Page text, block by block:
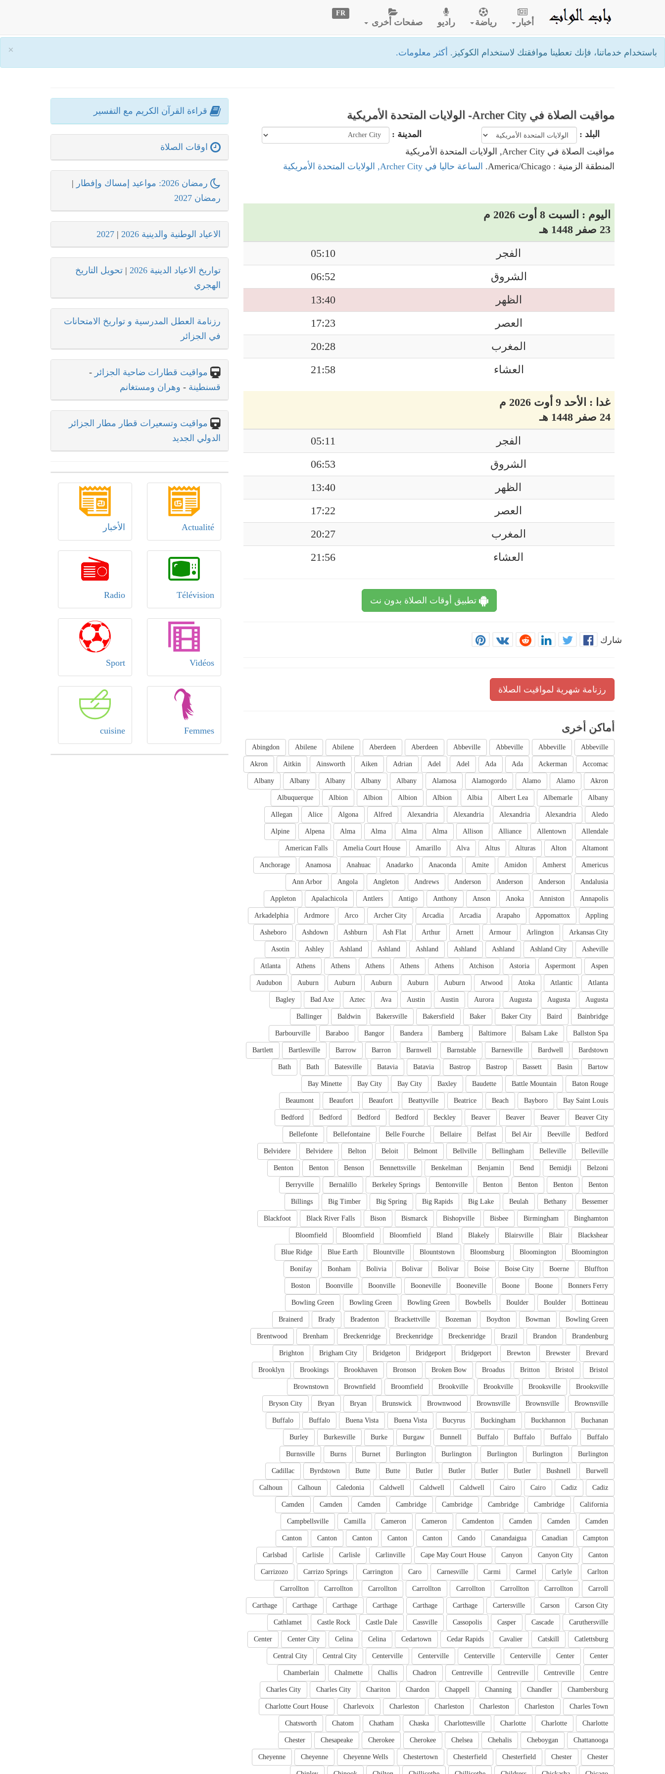
× باستخدام خدماتنا، فإنك تعطينا موافقتك لاستخدام الكوكيز. أكثر معلومات.
أخبار رياضة راديو صفحات أخرى
FR
مواقيت الصلاة في Archer City- الولايات المتحدة الأمريكية
البلد :
المدينة :
مواقيت الصلاة في Archer City, الولايات المتحدة الأمريكية
المنطقة الزمنية : America/Chicago.
الساعة حاليا في Archer City, الولايات المتحدة الأمريكية
اليوم : السبت 8 أوت 2026 م
23 صفر 1448 هـ
الفجر
05:10
الشروق
06:52
الظهر
13:40
العصر
17:23
المغرب
20:28
العشاء
21:58
غدا : الأحد 9 أوت 2026 م
24 صفر 1448 هـ
الفجر
05:11
الشروق
06:53
الظهر
13:40
العصر
17:22
المغرب
20:27
العشاء
21:56
تطبيق أوقات الصلاة بدون نت
شارك
رزنامة شهرية لمواقيت الصلاة
أماكن أخرى
Abbeville
Abbeville
Abbeville
Abbeville
Aberdeen
Aberdeen
Abilene
Abilene
Abingdon
Accomac
Ackerman
Ada
Ada
Adel
Adel
Adrian
Aiken
Ainsworth
Aitkin
Akron
Akron
Alamo
Alamo
Alamogordo
Alamosa
Albany
Albany
Albany
Albany
Albany
Albany
Albemarle
Albert Lea
Albia
Albion
Albion
Albion
Albion
Albuquerque
Aledo
Alexandria
Alexandria
Alexandria
Alexandria
Alfred
Algona
Alice
Allegan
Allendale
Allentown
Alliance
Allison
Alma
Alma
Alma
Alma
Alpena
Alpine
Altamont
Alton
Alturas
Altus
Alva
Amarillo
Amelia Court House
American Falls
Americus
Amherst
Amidon
Amite
Anaconda
Anadarko
Anahuac
Anamosa
Anchorage
Andalusia
Anderson
Anderson
Anderson
Andrews
Angleton
Angola
Ann Arbor
Annapolis
Anniston
Anoka
Anson
Anthony
Antigo
Antlers
Apalachicola
Appleton
Appling
Appomattox
Arapaho
Arcadia
Arcadia
Archer City
Arco
Ardmore
Arkadelphia
Arkansas City
Arlington
Armour
Arnett
Arthur
Ash Flat
Ashburn
Ashdown
Asheboro
Asheville
Ashland City
Ashland
Ashland
Ashland
Ashland
Ashland
Ashley
Asotin
Aspen
Aspermont
Astoria
Atchison
Athens
Athens
Athens
Athens
Athens
Atlanta
Atlanta
Atlantic
Atoka
Atwood
Auburn
Auburn
Auburn
Auburn
Auburn
Audubon
Augusta
Augusta
Augusta
Aurora
Austin
Austin
Ava
Aztec
Bad Axe
Bagley
Bainbridge
Baird
Baker City
Baker
Bakersfield
Bakersville
Baldwin
Ballinger
Ballston Spa
Balsam Lake
Baltimore
Bamberg
Bandera
Bangor
Baraboo
Barbourville
Bardstown
Bardwell
Barnesville
Barnstable
Barnwell
Barron
Barrow
Bartlesville
Bartlett
Bartow
Basin
Bassett
Bastrop
Bastrop
Batavia
Batavia
Batesville
Bath
Bath
Baton Rouge
Battle Mountain
Baudette
Baxley
Bay City
Bay City
Bay Minette
Bay Saint Louis
Bayboro
Beach
Beatrice
Beattyville
Beaufort
Beaufort
Beaumont
Beaver City
Beaver
Beaver
Beaver
Beckley
Bedford
Bedford
Bedford
Bedford
Bedford
Beeville
Bel Air
Belfast
Bellaire
Belle Fourche
Bellefontaine
Bellefonte
Belleville
Belleville
Bellingham
Bellville
Belmont
Beloit
Belton
Belvidere
Belvidere
Belzoni
Bemidji
Bend
Benjamin
Benkelman
Bennettsville
Benson
Benton
Benton
Benton
Benton
Benton
Benton
Bentonville
Berkeley Springs
Bernalillo
Berryville
Bessemer
Bethany
Beulah
Big Lake
Big Rapids
Big Spring
Big Timber
Billings
Binghamton
Birmingham
Bisbee
Bishopville
Bismarck
Bison
Black River Falls
Blackfoot
Blackshear
Blair
Blairsville
Blakely
Bland
Bloomfield
Bloomfield
Bloomfield
Bloomington
Bloomington
Bloomsburg
Blountstown
Blountville
Blue Earth
Blue Ridge
Bluffton
Boerne
Boise City
Boise
Bolivar
Bolivar
Bolivia
Bonham
Bonifay
Bonners Ferry
Boone
Boone
Booneville
Booneville
Boonville
Boonville
Boston
Bottineau
Boulder
Boulder
Bowbells
Bowling Green
Bowling Green
Bowling Green
Bowling Green
Bowman
Boydton
Bozeman
Brackettville
Bradenton
Brady
Brainerd
Brandenburg
Brandon
Brazil
Breckenridge
Breckenridge
Breckenridge
Brenham
Brentwood
Brevard
Brewster
Brewton
Bridgeport
Bridgeport
Bridgeton
Brigham City
Brighton
Bristol
Bristol
Britton
Broadus
Broken Bow
Bronson
Brookhaven
Brookings
Brooklyn
Brooksville
Brooksville
Brookville
Brookville
Broomfield
Brownfield
Brownstown
Brownsville
Brownsville
Brownsville
Brownwood
Brunswick
Bryan
Bryan
Bryson City
Buchanan
Buckhannon
Buckingham
Bucyrus
Buena Vista
Buena Vista
Buffalo
Buffalo
Buffalo
Buffalo
Buffalo
Buffalo
Bunnell
Burgaw
Burke
Burkesville
Burley
Burlington
Burlington
Burlington
Burlington
Burlington
Burnet
Burns
Burnsville
Burwell
Bushnell
Butler
Butler
Butler
Butler
Butte
Butte
Byrdstown
Cadillac
Cadiz
Cadiz
Cairo
Cairo
Caldwell
Caldwell
Caldwell
Caledonia
Calhoun
Calhoun
California
Cambridge
Cambridge
Cambridge
Cambridge
Camden
Camden
Camden
Camden
Camden
Camden
Camdenton
Cameron
Cameron
Camilla
Campbellsville
Campton
Canadian
Canandaigua
Cando
Canton
Canton
Canton
Canton
Canton
Canton
Canyon City
Canyon
Cape May Court House
Carlinville
Carlisle
Carlisle
Carlsbad
Carlton
Carlyle
Carmel
Carmi
Carnesville
Caro
Carrington
Carrizo Springs
Carrizozo
Carroll
Carrollton
Carrollton
Carrollton
Carrollton
Carrollton
Carrollton
Carrollton
Carson City
Carson
Cartersville
Carthage
Carthage
Carthage
Carthage
Carthage
Carthage
Caruthersville
Cascade
Casper
Cassopolis
Cassville
Castle Dale
Castle Rock
Cathlamet
Catlettsburg
Catskill
Cavalier
Cedar Rapids
Cedartown
Celina
Celina
Center City
Center
Center
Center
Centerville
Centerville
Centerville
Centerville
Central City
Central City
Centre
Centreville
Centreville
Centreville
Chadron
Challis
Chalmette
Chamberlain
Chambersburg
Chandler
Channing
Chappell
Chardon
Chariton
Charles City
Charles City
Charles Town
Charleston
Charleston
Charleston
Charleston
Charlevoix
Charlotte Court House
Charlotte
Charlotte
Charlotte
Charlottesville
Chaska
Chatham
Chatom
Chatsworth
Chattanooga
Cheboygan
Chehalis
Chelsea
Cherokee
Cherokee
Chesapeake
Chester
Chester
Chester
Chesterfield
Chesterfield
Chestertown
Cheyenne Wells
Cheyenne
Cheyenne
قراءة القرآن الكريم مع التفسير
اوقات الصلاة
رمضان 2026: مواعيد إمساك وإفطار
|
رمضان 2027
الاعياد الوطنية والدينية 2026 |
2027
تواريخ الاعياد الدينية 2026 | تحويل التاريخ
الهجري
رزنامة العطل المدرسية و تواريخ الامتحانات
في الجزائر
مواقيت قطارات ضاحية الجزائر -
قسنطينة - وهران ومستغانم
مواقيت وتسعيرات قطار مطار الجزائر
الدولي الجديد
Actualité الأخبار
Télévision
Radio
Vidéos
Sport
Femmes
cuisine